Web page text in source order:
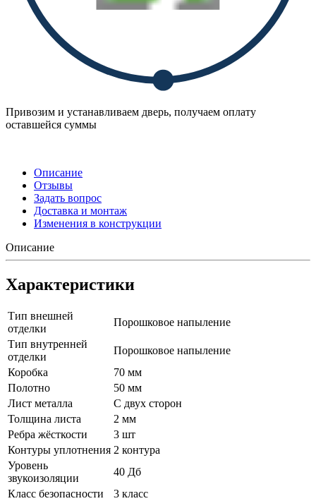
Привозим и устанавливаем дверь, получаем оплату
оставшейся суммы
Описание
Отзывы
Задать вопрос
Доставка и монтаж
Изменения в конструкции
Описание
Характеристики
Тип внешней
отделки
Порошковое напыление
Тип внутренней
отделки
Порошковое напыление
Коробка
70 мм
Полотно
50 мм
Лист металла
С двух сторон
Толщина листа
2 мм
Ребра жёсткости
3 шт
Контуры уплотнения 2 контура
Уровень
звукоизоляции
40 Дб
Класс безопасности
3 класс